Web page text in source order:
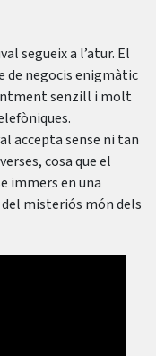
segueix a l’atur. El
de negocis enigmàtic
senzill i molt
accepta sense ni tan
cosa que el
immers en una
misteriós món dels